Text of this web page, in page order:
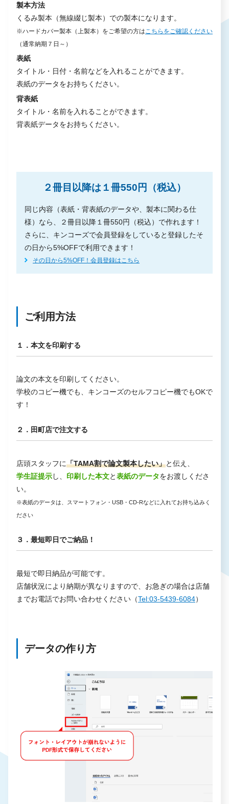
製本方法
くるみ製本（無線綴じ製本）での製本になります。
※ハードカバー製本（上製本）をご希望の方はこちらをご確認ください
（通常納期７日～）
表紙
タイトル・日付・名前などを入れることができます。
表紙のデータをお持ちください。
背表紙
タイトル・名前を入れることができます。
背表紙データをお持ちください。
２冊目以降は１冊550円（税込）
同じ内容（表紙・背表紙のデータや、製本に関わる仕
様）なら、２冊目以降１冊550円（税込）で作れます！
さらに、キンコーズで会員登録をしていると登録したそ
の日から5%OFFで利用できます！
その日から5%OFF！会員登録はこちら
ご利用方法
１．本文を印刷する
論文の本文を印刷してください。
学校のコピー機でも、キンコーズのセルフコピー機でもOKで
す！
２．田町店で注文する
店頭スタッフに「TAMA割で論文製本したい」と伝え、
学生証提示し、 印刷した本文と表紙のデータをお渡しくださ
い。
※表紙のデータは、スマートフォン・USB・CD-Rなどに入れてお持ち込みく
ださい
３．最短即日でご納品！
最短で即日納品が可能です。
店舗状況により納期が異なりますので、お急ぎの場合は店舗
までお電話でお問い合わせください（Tel:03-5439-6084）
データの作り方